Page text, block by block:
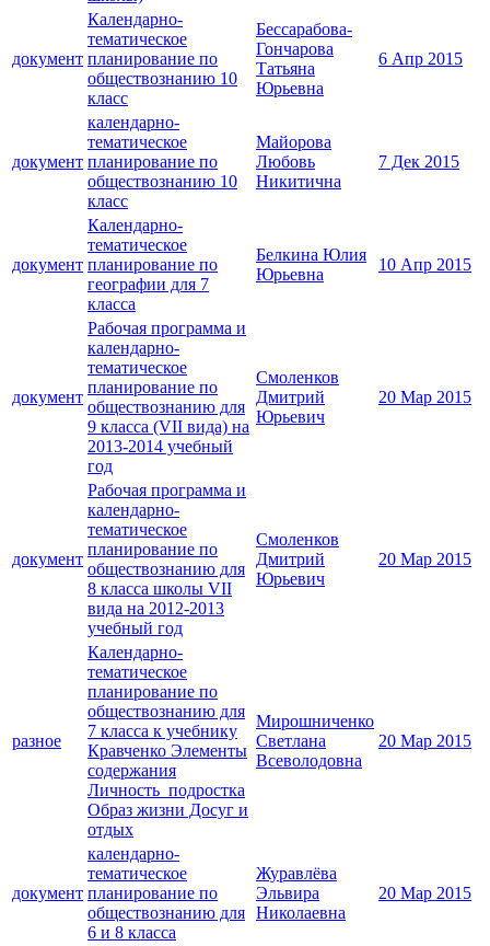
документ
Календарно-
тематическое
планирование по
обществознанию 10
класс
Бессарабова-
Гончарова
Татьяна
Юрьевна
6 Апр 2015
документ
календарно-
тематическое
планирование по
обществознанию 10
класс
Майорова
Любовь
Никитична
7 Дек 2015
документ
Календарно-
тематическое
планирование по
географии для 7
класса
Белкина Юлия
Юрьевна
10 Апр 2015
документ
Рабочая программа и
календарно-
тематическое
планирование по
обществознанию для
9 класса (VII вида) на
2013-2014 учебный
год
Смоленков
Дмитрий
Юрьевич
20 Мар 2015
документ
Рабочая программа и
календарно-
тематическое
планирование по
обществознанию для
8 класса школы VII
вида на 2012-2013
учебный год
Смоленков
Дмитрий
Юрьевич
20 Мар 2015
разное
Календарно-
тематическое
планирование по
обществознанию для
7 класса к учебнику
Кравченко Элементы
содержания
Личность подростка
Образ жизни Досуг и
отдых
Мирошниченко
Светлана
Всеволодовна
20 Мар 2015
документ
календарно-
тематическое
планирование по
обществознанию для
6 и 8 класса
Журавлёва
Эльвира
Николаевна
20 Мар 2015